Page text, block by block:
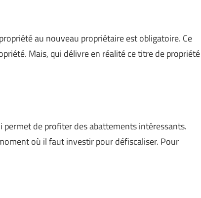
au nouveau propriétaire est obligatoire. Ce
Mais, qui délivre en réalité ce titre de propriété
de profiter des abattements intéressants.
où il faut investir pour défiscaliser. Pour